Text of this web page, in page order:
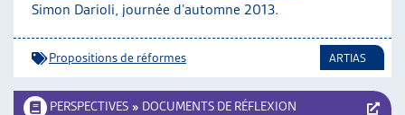
Simon Darioli, journée d’automne 2013.
Propositions de réformes ARTIAS
PERSPECTIVES » DOCUMENTS DE RÉFLEXION